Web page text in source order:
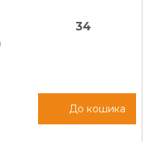
М12Х1, 5Х34
До кошика